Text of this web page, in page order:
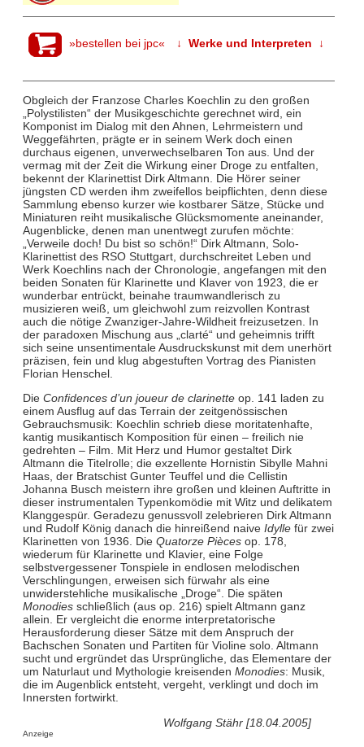
»bestellen bei jpc« ↓ Werke und Interpreten ↓
Obgleich der Franzose Charles Koechlin zu den großen
„Polystilisten“ der Musikgeschichte gerechnet wird, ein
Komponist im Dialog mit den Ahnen, Lehrmeistern und
Weggefährten, prägte er in seinem Werk doch einen
durchaus eigenen, unverwechselbaren Ton aus. Und der
vermag mit der Zeit die Wirkung einer Droge zu entfalten,
bekennt der Klarinettist Dirk Altmann. Die Hörer seiner
jüngsten CD werden ihm zweifellos beipflichten, denn diese
Sammlung ebenso kurzer wie kostbarer Sätze, Stücke und
Miniaturen reiht musikalische Glücksmomente aneinander,
Augenblicke, denen man unentwegt zurufen möchte:
„Verweile doch! Du bist so schön!“ Dirk Altmann, Solo-
Klarinettist des RSO Stuttgart, durchschreitet Leben und
Werk Koechlins nach der Chronologie, angefangen mit den
beiden Sonaten für Klarinette und Klaver von 1923, die er
wunderbar entrückt, beinahe traumwandlerisch zu
musizieren weiß, um gleichwohl zum reizvollen Kontrast
auch die nötige Zwanziger-Jahre-Wildheit freizusetzen. In
der paradoxen Mischung aus „clarté“ und geheimnis trifft
sich seine unsentimentale Ausdruckskunst mit dem unerhört
präzisen, fein und klug abgestuften Vortrag des Pianisten
Florian Henschel.
Die Confidences d’un joueur de clarinetteop. 141 laden zu
einem Ausflug auf das Terrain der zeitgenössischen
Gebrauchsmusik: Koechlin schrieb diese moritatenhafte,
kantig musikantisch Komposition für einen – freilich nie
gedrehten – Film. Mit Herz und Humor gestaltet Dirk
Altmann die Titelrolle; die exzellente Hornistin Sibylle Mahni
Haas, der Bratschist Gunter Teuffel und die Cellistin
Johanna Busch meistern ihre großen und kleinen Auftritte in
dieser instrumentalen Typenkomödie mit Witz und delikatem
Klanggespür. Geradezu genussvoll zelebrieren Dirk Altmann
und Rudolf König danach die hinreißend naive Idyllefür zwei
Klarinetten von 1936. Die Quatorze Piècesop. 178,
wiederum für Klarinette und Klavier, eine Folge
selbstvergessener Tonspiele in endlosen melodischen
Verschlingungen, erweisen sich fürwahr als eine
unwiderstehliche musikalische „Droge“. Die späten
Monodiesschließlich (aus op. 216) spielt Altmann ganz
allein. Er vergleicht die enorme interpretatorische
Herausforderung dieser Sätze mit dem Anspruch der
Bachschen Sonaten und Partiten für Violine solo. Altmann
sucht und ergründet das Ursprüngliche, das Elementare der
um Naturlaut und Mythologie kreisenden Monodies: Musik,
die im Augenblick entsteht, vergeht, verklingt und doch im
Innersten fortwirkt.
Wolfgang Stähr [18.04.2005]
Anzeige